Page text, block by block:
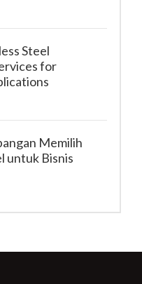
Steel
for
Memilih
untuk Bisnis